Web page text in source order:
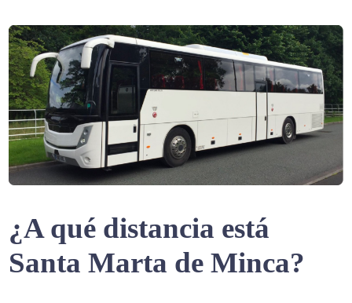
¿A qué distancia está
Santa Marta de Minca?